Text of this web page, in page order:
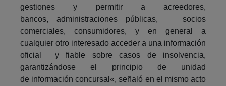
gestiones y permitir a acreedores,
bancos, administraciones públicas, socios
comerciales, consumidores, y en general a
cualquier otro interesado acceder a una información
oficial y fiable sobre casos de insolvencia,
garantizándose el principio de unidad
de información concursal«, señaló en el mismo acto